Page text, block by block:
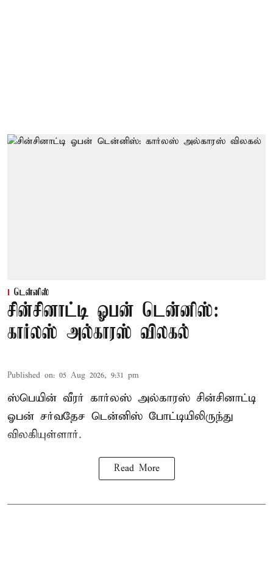
டென்னிஸ்
சின்சினாட்டி ஓபன் டென்னிஸ்:
கார்லஸ் அல்காரஸ் விலகல்
Published on: 05 Aug 2026, 9:31 pm
ஸ்பெயின் வீரர் கார்லஸ் அல்காரஸ் சின்சினாட்டி
ஓபன் சர்வதேச டென்னிஸ் போட்டியிலிருந்து
விலகியுள்ளார்.
Read More